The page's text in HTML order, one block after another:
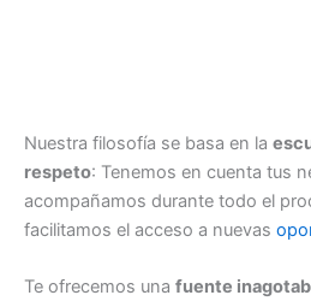
Nuestra filosofía se basa en la
respeto: Tenemos en cuenta tus
acompañamos durante todo el
facilitamos el acceso a nuevas
Te ofrecemos una fuente